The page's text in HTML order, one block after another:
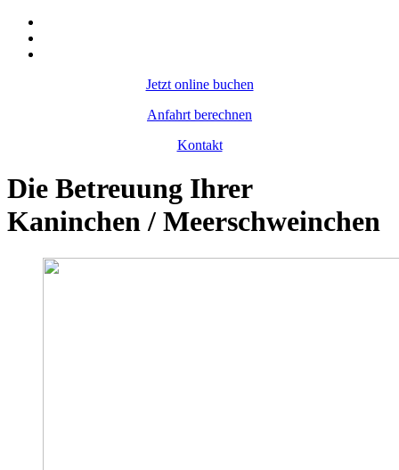
Jetzt online buchen
Anfahrt berechnen
Kontakt
Die Betreuung Ihrer
Kaninchen / Meerschweinchen